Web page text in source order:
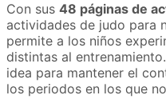
Con sus 48 páginas de
actividades de judo para
permite a los niños
distintas al
idea para mantener el
los periodos en los que